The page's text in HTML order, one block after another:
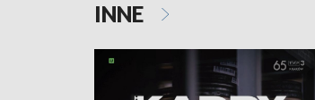
INNE